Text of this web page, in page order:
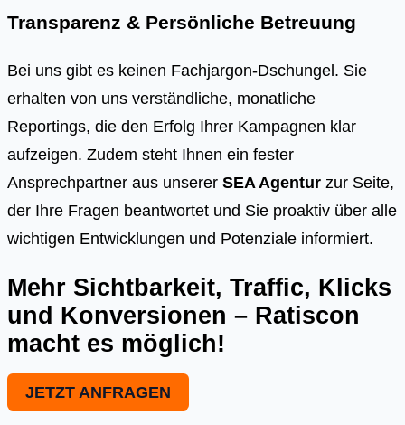
Transparenz & Persönliche Betreuung
Bei uns gibt es keinen Fachjargon-Dschungel. Sie
erhalten von uns verständliche, monatliche
Reportings, die den Erfolg Ihrer Kampagnen klar
aufzeigen. Zudem steht Ihnen ein fester
Ansprechpartner aus unserer SEA Agentur zur Seite,
der Ihre Fragen beantwortet und Sie proaktiv über alle
wichtigen Entwicklungen und Potenziale informiert.
Mehr Sichtbarkeit, Traffic, Klicks
und Konversionen – Ratiscon
macht es möglich!
JETZT ANFRAGEN